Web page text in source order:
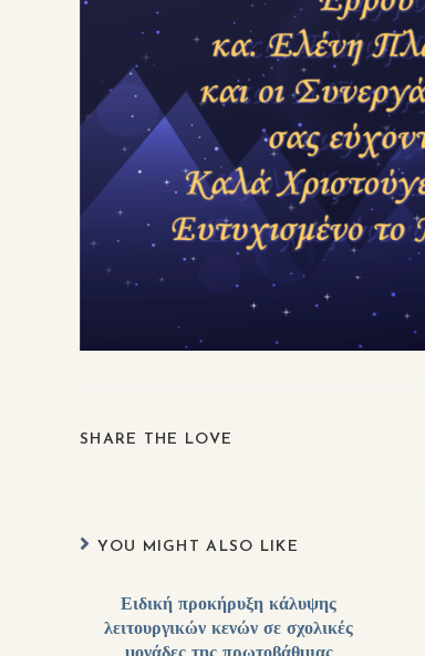
SHARE THE LOVE
YOU MIGHT ALSO LIKE
Ειδική προκήρυξη κάλυψης
λειτουργικών κενών σε σχολικές